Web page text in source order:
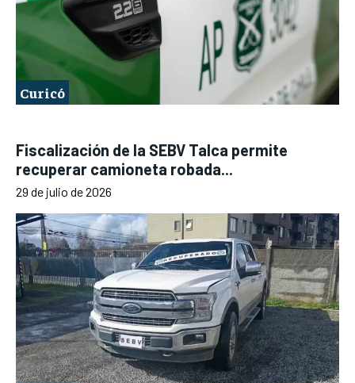
Curicó
Fiscalización de la SEBV Talca permite
recuperar camioneta robada...
29 de julio de 2026